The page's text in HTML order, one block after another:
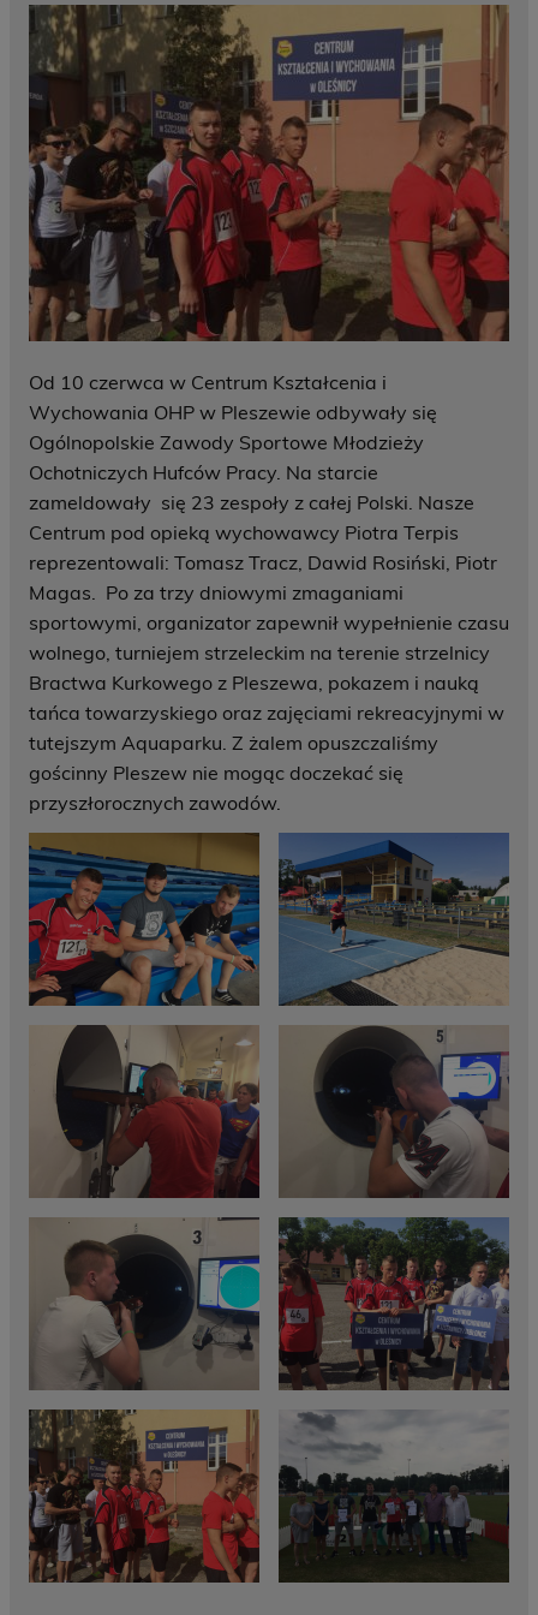
Od 10 czerwca w Centrum Kształcenia i
Wychowania OHP w Pleszewie odbywały się
Ogólnopolskie Zawody Sportowe Młodzieży
Ochotniczych Hufców Pracy. Na starcie
zameldowały się 23 zespoły z całej Polski. Nasze
Centrum pod opieką wychowawcy Piotra Terpis
reprezentowali: Tomasz Tracz, Dawid Rosiński, Piotr
Magas. Po za trzy dniowymi zmaganiami
sportowymi, organizator zapewnił wypełnienie czasu
wolnego, turniejem strzeleckim na terenie strzelnicy
Bractwa Kurkowego z Pleszewa, pokazem i nauką
tańca towarzyskiego oraz zajęciami rekreacyjnymi w
tutejszym Aquaparku. Z żalem opuszczaliśmy
gościnny Pleszew nie mogąc doczekać się
przyszłorocznych zawodów.